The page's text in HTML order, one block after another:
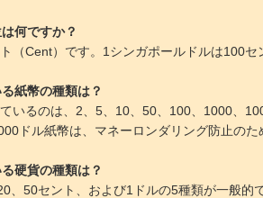
何ですか？
（Cent）です。1シンガポールドルは100セ
紙幣の種類は？
いるのは、2、5、10、50、100、1000、
ドル紙幣は、マネーロンダリング防止のた
硬貨の種類は？
、50セント、および1ドルの5種類が一般的で